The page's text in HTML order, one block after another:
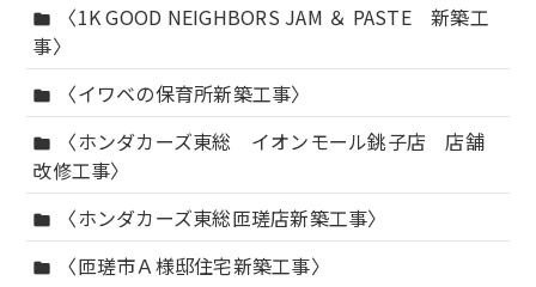
folder
〈1K GOOD NEIGHBORS JAM ＆ PASTE 新築工
事〉
folder 〈イワベの保育所新築工事〉
folder
〈ホンダカーズ東総 イオンモール銚子店 店舗
改修工事〉
folder 〈ホンダカーズ東総匝瑳店新築工事〉
folder 〈匝瑳市Ａ様邸住宅新築工事〉